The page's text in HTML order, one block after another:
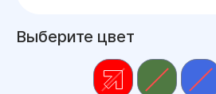
Выберите цвет